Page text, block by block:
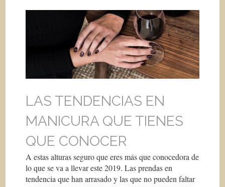
LAS TENDENCIAS EN
MANICURA QUE TIENES
QUE CONOCER
A estas alturas seguro que eres más que conocedora de
lo que se va a llevar este 2019. Las prendas en
tendencia que han arrasado y las que no pueden faltar